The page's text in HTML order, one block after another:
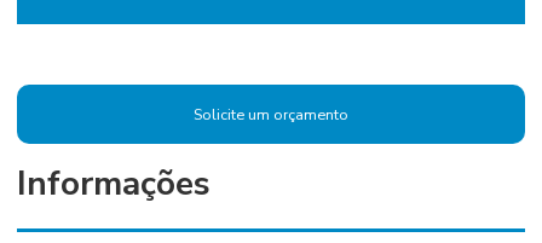
Solicite um orçamento
Informações